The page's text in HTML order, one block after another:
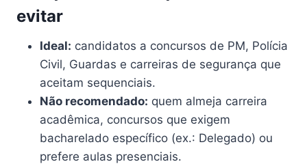
evitar
Ideal: candidatos a concursos de PM, Polícia
Civil, Guardas e carreiras de segurança que
aceitam sequenciais.
Não recomendado: quem almeja carreira
acadêmica, concursos que exigem
bacharelado específico (ex.: Delegado) ou
prefere aulas presenciais.